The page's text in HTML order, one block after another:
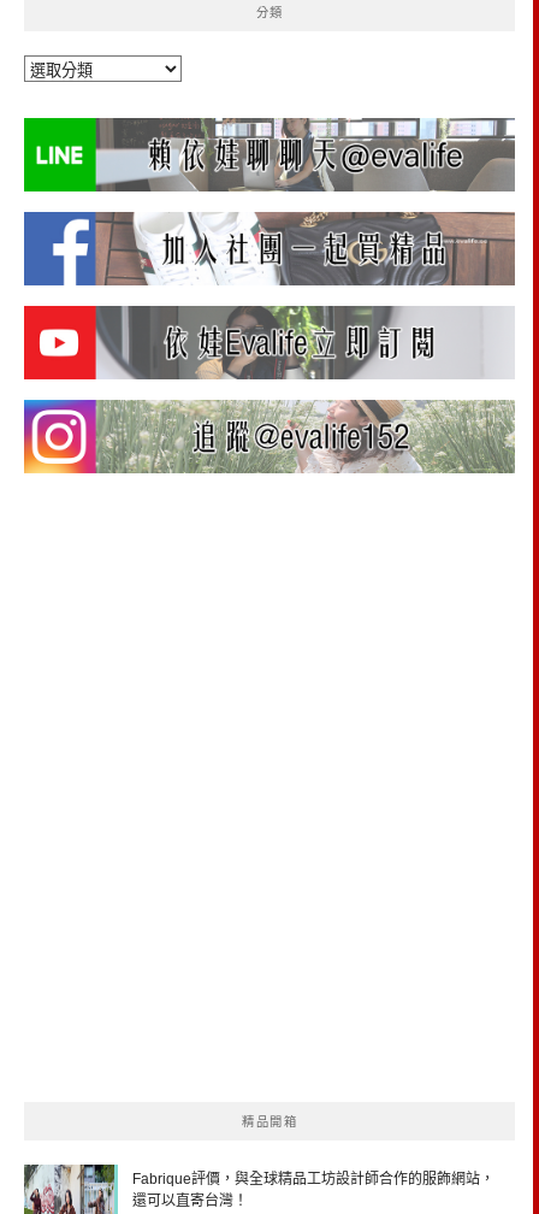
分類
分
精品開箱
Fabrique評價，與全球精品工坊設計師合作的服飾網站，
還可以直寄台灣！